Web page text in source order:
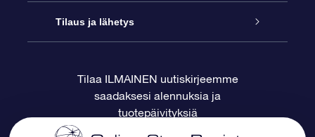
Blogi
Arvostelut
OSR-lahjapakkaus
OSR-lahjakortti
Star Register
Henkilökohtainen Tähtisivu
Tilaus ja lähetys
Maksutiedot
Tilaa ILMAINEN uutiskirjeemme
saadaksesi alennuksia ja
tuotepäivityksiä